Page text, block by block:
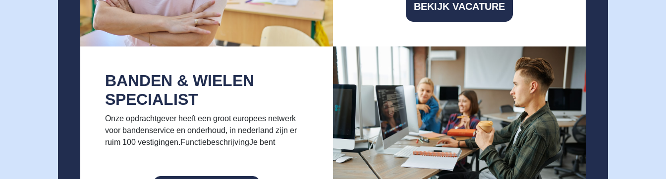
BEKIJK VACATURE
BANDEN & WIELEN
SPECIALIST
Onze opdrachtgever heeft een groot europees netwerk
voor bandenservice en onderhoud, in nederland zijn er
ruim 100 vestigingen.FunctiebeschrijvingJe bent